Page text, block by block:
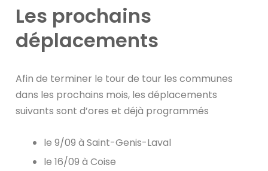
Les prochains
déplacements
Afin de terminer le tour de tour les communes
dans les prochains mois, les déplacements
suivants sont d’ores et déjà programmés
le 9/09 à Saint-Genis-Laval
le 16/09 à Coise